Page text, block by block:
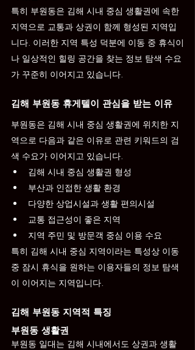
특히 부원동은 김해 시내 중심 생활권에 속한
지역으로 교통과 상권이 함께 형성된 지역입
니다. 이러한 지역 특성 덕분에 이동 중 휴식이
나 일상적인 힐링 공간을 찾는 정보 탐색 수요
가 꾸준히 이어지고 있습니다.
김해 부원동 휴게텔이 관심을 받는 이유
부원동은 김해 시내 중심 생활권에 위치한 지
역으로 다음과 같은 이유로 관련 키워드의 검
색 수요가 이어지고 있습니다.
김해 시내 중심 생활권 형성
부산과 인접한 생활 환경
다양한 상업시설과 생활 편의시설
교통 접근성이 좋은 지역
지역 주민 및 방문객 중심 이용 수요
특히 김해 시내 중심 지역이라는 특성상 이동
중 잠시 휴식을 원하는 이용자들의 정보 탐색
이 이어지는 지역입니다.
김해 부원동 지역적 특징
부원동 생활권
부원동 일대는 김해 시내에서도 상권과 생활